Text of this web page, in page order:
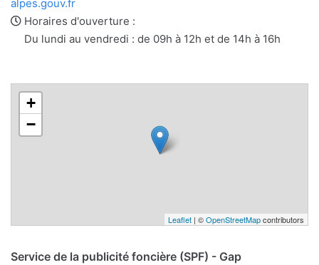
mail
alpes.gouv.fr
Horaires d'ouverture :
Du lundi au vendredi : de 09h à 12h et de 14h à 16h
+
−
Leaflet | ©OpenStreetMapcontributors
Service de la publicité foncière (SPF) - Gap